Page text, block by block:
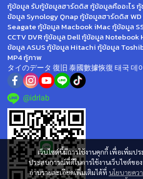
เว็บไซต์นี้มีการใช้งานคุกกี้ เพื่อเพิ่มป
ประสบการณ์ที่ดีในการใช้งานเว็บไซต์ขอ
อ่านรายละเอียดเพิ่มเติมได้ที่ นโยบายคว
กู้ข้อมูล รับกู้ข้อมูลฮาร์ดดิส กู้ข้อมูลคืออะไร
ข้อมูล Synology Qnap กู้ข้อมูลฮาร์ดดิส
Seagate กู้ข้อมูล Macbook iMac กู้ข้อมูล
CCTV DVR กู้ข้อมูล Dell กู้ข้อมูล Notebook
ข้อมูล ASUS กู้ข้อมูล Hitachi กู้ข้อมูล
MP4 กู้ภาพ
タイのデータ 復旧 泰國數據恢復 태국 데
@idrlab